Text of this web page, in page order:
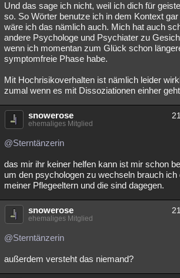
Besucht Teilgenommen Alle Neue
Lesenswert Schlüsselwörter
Und das sage ich nicht, weil ich dich für
so. So Wörter benutze ich in dem Kontext
wäre ich das nämlich auch. Mich hat auch
andere Psychologe und Psychiater zu
wenn ich momentan zum Glück schon
symptomfreie Phase habe.
Mit Hochrisikoverhalten ist nämlich leider
zumal wenn es mit Dissoziationen einher
snowerose
ehemaliges Mitglied
@Sterntänzerin
das mir ihr keiner helfen kann ist mir schon
um den psychologen zu wechseln brauch ich
meiner Pflegeeltern und die sind dagegen.
snowerose
ehemaliges Mitglied
@Sterntänzerin
außerdem versteht das niemand?